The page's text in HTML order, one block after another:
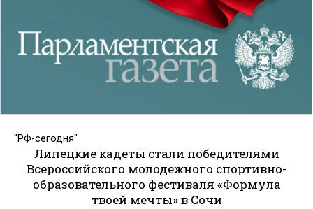
"РФ-сегодня"
Липецкие кадеты стали победителями
Всероссийского молодежного спортивно-
образовательного фестиваля «Формула
твоей мечты» в Сочи